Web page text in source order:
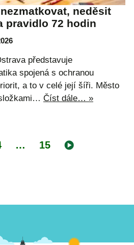
neděsit
pravidlo 72 hodin
představuje
spojená s ochranou
a to v celé její šíři. Město
Číst dále… »
… 15